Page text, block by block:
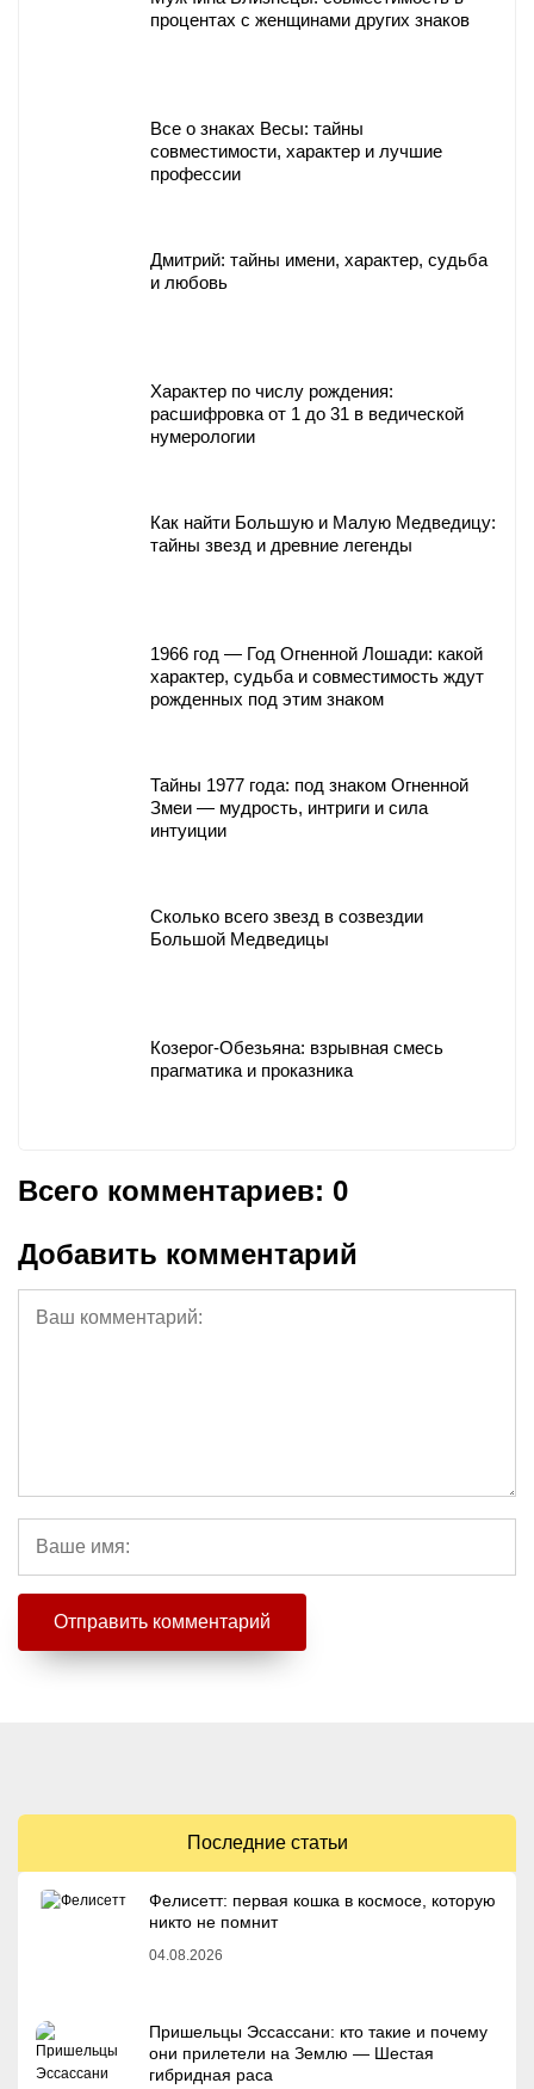
процентах с женщинами других знаков
Все о знаках Весы: тайны
совместимости, характер и лучшие
профессии
Дмитрий: тайны имени, характер, судьба
и любовь
Характер по числу рождения:
расшифровка от 1 до 31 в ведической
нумерологии
Как найти Большую и Малую Медведицу:
тайны звезд и древние легенды
1966 год — Год Огненной Лошади: какой
характер, судьба и совместимость ждут
рожденных под этим знаком
Тайны 1977 года: под знаком Огненной
Змеи — мудрость, интриги и сила
интуиции
Сколько всего звезд в созвездии
Большой Медведицы
Козерог-Обезьяна: взрывная смесь
прагматика и проказника
Всего комментариев: 0
Добавить комментарий
Последние статьи
Фелисетт: первая кошка в космосе, которую
никто не помнит
04.08.2026
Пришельцы Эссассани: кто такие и почему
они прилетели на Землю — Шестая
гибридная раса